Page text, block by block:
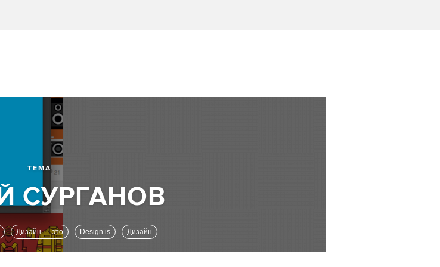
ТЕМА
Дизайн — это Design is Дизайн